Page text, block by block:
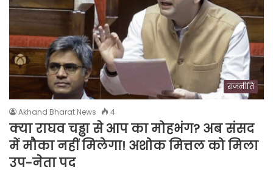
राजनीति
Akhand Bharat News 4
क्या राघव चड्ढा से आप का मोहभंग? अब संसद
में मौका नहीं मिलेगा! अशोक मित्तल को मिला
उप-नेता पद